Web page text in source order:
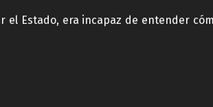
el Estado, era incapaz de entender